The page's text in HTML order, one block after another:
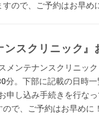
ので、ご予約はお早め
ンスクリニック』
メンテナンスクリニッ
分。下部に記載の日時
申し込み手続きを行な
で、ご予約はお早めに